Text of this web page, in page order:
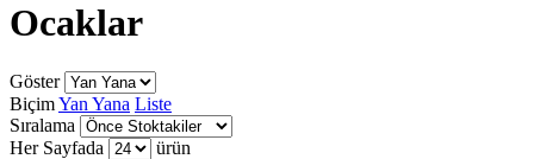
Ocaklar
Göster
BiçimYan Yana Liste
Sıralama
Her Sayfada
ürün